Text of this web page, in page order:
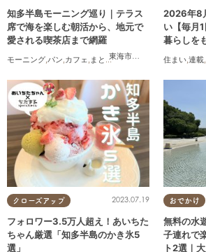
東海市知多市 阿久比町,半
知多半島モーニング巡り｜テラス
席で海を楽しむ朝活から、地元で
愛される喫茶店まで網羅
モーニング,パン,カフェ, まとめ記事 , コスパ抜群
2026年8
い【毎月
暮らしを
住まい,連載,
クローズアップ 2023.07.19
フォロワー3.5万人超え！あいちた
ちゃん厳選「知多半島のかき氷5
選」
おでかけ
無料の水
子連れで
ト2選｜